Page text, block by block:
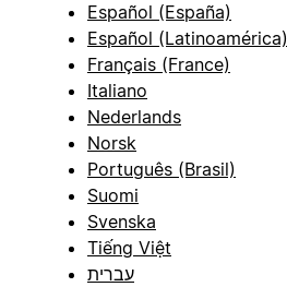
Español (España)
Español (Latinoamérica)
Français (France)
Italiano
Nederlands
Norsk
Português (Brasil)
Suomi
Svenska
Tiếng Việt
עברית